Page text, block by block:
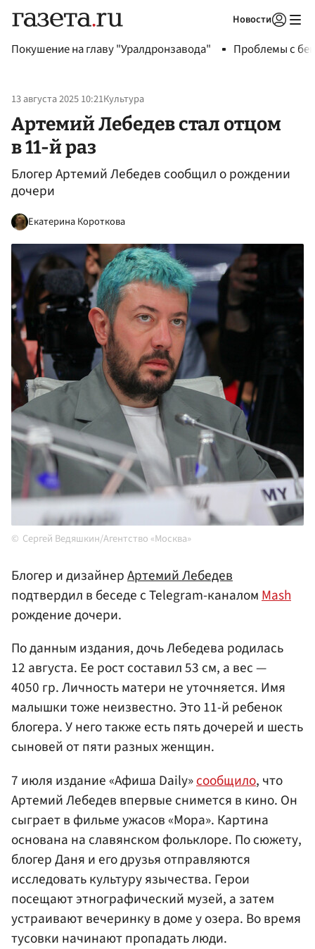
Новости
Покушение на главу "Уралдронзавода" Проблемы с
13 августа 2025 10:21Культура
Артемий Лебедев стал отцом
в 11-й раз
Блогер Артемий Лебедев сообщил о рождении
дочери
Екатерина Короткова
Сергей Ведяшкин/Агентство «Москва»
Блогер и дизайнерАртемий Лебедев
подтвердил в беседе с Telegram-каналомMash
рождение дочери.
По данным издания, дочь Лебедева родилась
12 августа. Ее рост составил 53 см, а вес —
4050 гр. Личность матери не уточняется. Имя
малышки тоже неизвестно. Это 11-й ребенок
блогера. У него также есть пять дочерей и шесть
сыновей от пяти разных женщин.
7 июля издание «Афиша Daily»сообщило, что
Артемий Лебедев впервые снимется в кино. Он
сыграет в фильме ужасов «Мора». Картина
основана на славянском фольклоре. По сюжету,
блогер Даня и его друзья отправляются
исследовать культуру язычества. Герои
посещают этнографический музей, а затем
устраивают вечеринку в доме у озера. Во время
тусовки начинают пропадать люди.